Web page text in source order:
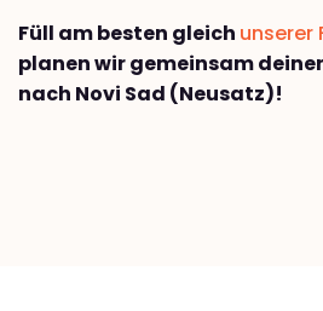
Füll am besten gleich unserer
planen wir gemeinsam
nach Novi Sad (Neusatz)!